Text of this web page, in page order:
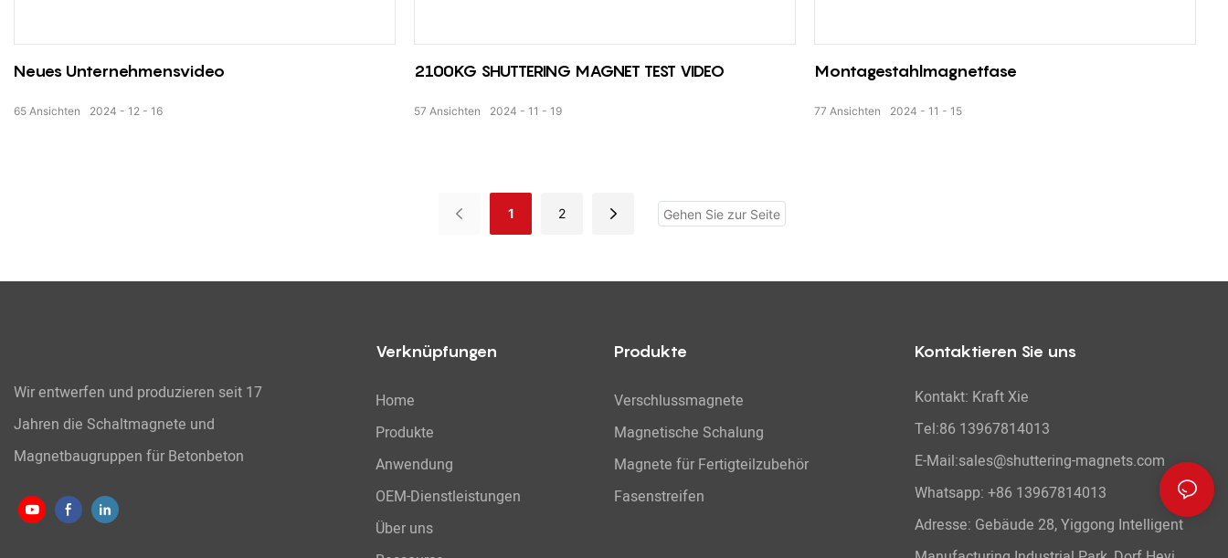
Neues Unternehmensvideo
2024 12 16
65 Ansichten
2100KG SHUTTERING MAGNET TEST VIDEO
2024 11 19
57 Ansichten
Montagestahlmagnetfase
2024 11 15
77 Ansichten
1 2
Wir entwerfen und produzieren seit 17
Jahren die Schaltmagnete und
Magnetbaugruppen für Betonbeton
Verknüpfungen
Home
Produkte
Anwendung
OEM-Dienstleistungen
Über uns
Produkte
Verschlussmagnete
Magnetische Schalung
Magnete für Fertigteilzubehör
Fasenstreifen
Kontaktieren Sie uns
Kontakt: Kraft Xie
Tel:86 13967814013
E-Mail:sales@shuttering-magnets.com
Whatsapp: +86 13967814013
Adresse: Gebäude 28, Yiggong Intelligent